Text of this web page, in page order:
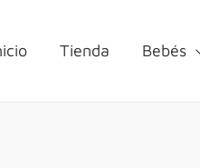
Tienda Bebés